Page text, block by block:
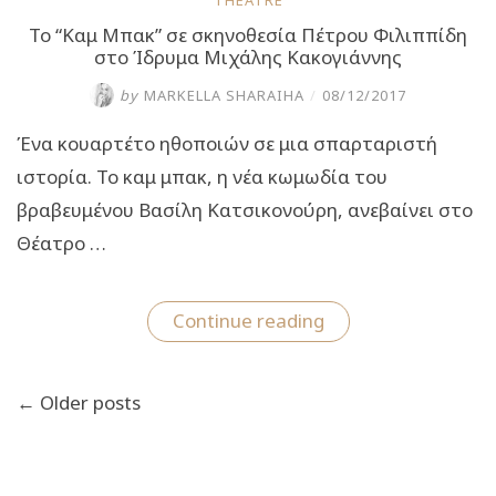
Το “Καμ Μπακ” σε σκηνοθεσία Πέτρου Φιλιππίδη
στο Ίδρυμα Μιχάλης Κακογιάννης
by MARKELLA SHARAIHA / 08/12/2017
Ένα κουαρτέτο ηθοποιών σε μια σπαρταριστή
ιστορία. Το καμ μπακ, η νέα κωμωδία του
βραβευμένου Βασίλη Κατσικονούρη, ανεβαίνει στο
Θέατρο …
Continue reading“Το
“Καμ
άρθρων
← Older posts